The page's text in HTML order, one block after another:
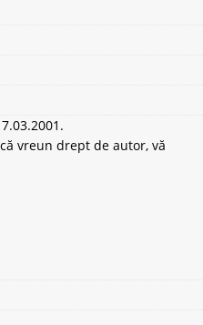
vreun drept de autor, vă